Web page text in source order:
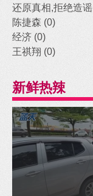
还原真相,拒绝造谣
陈捷森 (0)
经济 (0)
王祺翔 (0)
新鲜热辣